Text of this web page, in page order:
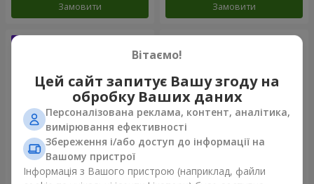
Замовити Замовити
Вітаємо!
Цей сайт запитує Вашу згоду на
обробку Ваших даних
Персоналізована реклама, контент, аналітика,
вимірювання ефективності
Збереження і/або доступ до інформації на
Вашому пристрої
Інформація з Вашого пристрою (наприклад, файли